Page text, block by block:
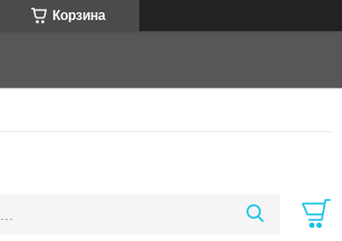
Корзина